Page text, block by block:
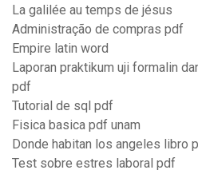
La galilée au temps de jésus
Administração de compras pdf
Empire latin word
Laporan praktikum uji formalin
pdf
Tutorial de sql pdf
Fisica basica pdf unam
Donde habitan los angeles libro
Test sobre estres laboral pdf